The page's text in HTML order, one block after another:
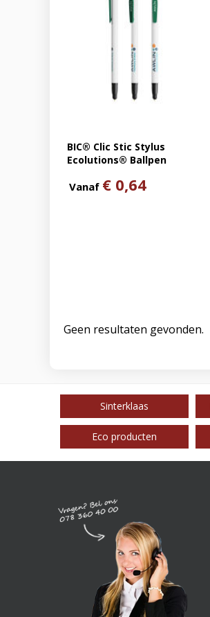
BIC® Clic Stic Stylus
Ecolutions® Ballpen
Vanaf € 0,64
Geen resultaten gevonden.
Sinterklaas
Eco producten